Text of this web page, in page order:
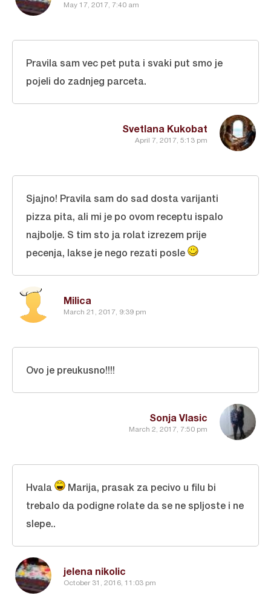
May 17, 2017, 7:40 am
Svetlana Kukobat
April 7, 2017, 5:13 pm
Pravila sam vec pet puta i svaki put smo je
pojeli do zadnjeg parceta.
Milica
March 21, 2017, 9:39 pm
Sjajno! Pravila sam do sad dosta varijanti
pizza pita, ali mi je po ovom receptu ispalo
najbolje. S tim sto ja rolat izrezem prije
pecenja, lakse je nego rezati posle
Sonja Vlasic
March 2, 2017, 7:50 pm
Ovo je preukusno!!!!
jelena nikolic
October 31, 2016, 11:03 pm
Hvala
Marija, prasak za pecivo u filu bi
trebalo da podigne rolate da se ne spljoste i ne
slepe..